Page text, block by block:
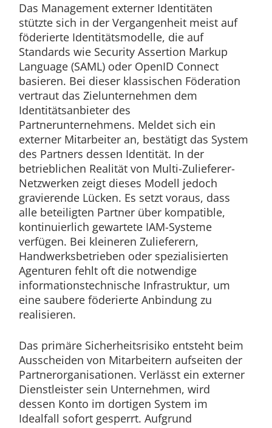
Das Management externer Identitäten
stützte sich in der Vergangenheit meist auf
föderierte Identitätsmodelle, die auf
Standards wie Security Assertion Markup
Language (SAML) oder OpenID Connect
basieren. Bei dieser klassischen Föderation
vertraut das Zielunternehmen dem
Identitätsanbieter des
Partnerunternehmens. Meldet sich ein
externer Mitarbeiter an, bestätigt das System
des Partners dessen Identität. In der
betrieblichen Realität von Multi-Zulieferer-
Netzwerken zeigt dieses Modell jedoch
gravierende Lücken. Es setzt voraus, dass
alle beteiligten Partner über kompatible,
kontinuierlich gewartete IAM-Systeme
verfügen. Bei kleineren Zulieferern,
Handwerksbetrieben oder spezialisierten
Agenturen fehlt oft die notwendige
informationstechnische Infrastruktur, um
eine saubere föderierte Anbindung zu
realisieren.
Das primäre Sicherheitsrisiko entsteht beim
Ausscheiden von Mitarbeitern aufseiten der
Partnerorganisationen. Verlässt ein externer
Dienstleister sein Unternehmen, wird
dessen Konto im dortigen System im
Idealfall sofort gesperrt. Aufgrund